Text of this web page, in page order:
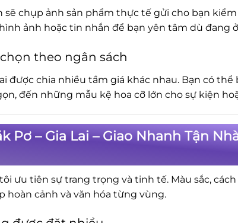
sẽ chụp ảnh sản phẩm thực tế gửi cho bạn
ảnh hoặc tin nhắn để bạn yên tâm dù đang
theo ngân sách
được chia nhiều tầm giá khác nhau. Bạn có
đến những mẫu kệ hoa cỡ lớn cho sự kiện
Pơ – Gia Lai – Giao Nhanh Tận
ưu tiên sự trang trọng và tinh tế. Màu sắc,
hoàn cảnh và văn hóa từng vùng.